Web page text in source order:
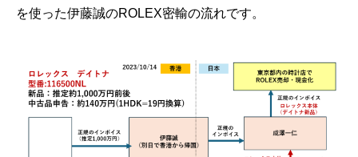
を使った伊藤誠のROLEX密輸の流れです。